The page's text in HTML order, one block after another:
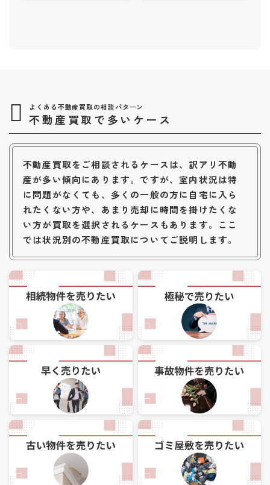
よくある不動産買取の相談パターン
不動産買取で多いケース
不動産買取をご相談されるケースは、訳アリ不動
産が多い傾向にあります。ですが、室内状況は特
に問題がなくても、多くの一般の方に自宅に入ら
れたくない方や、あまり売却に時間を掛けたくな
い方が買取を選択されるケースもあります。ここ
では状況別の不動産買取についてご説明します。